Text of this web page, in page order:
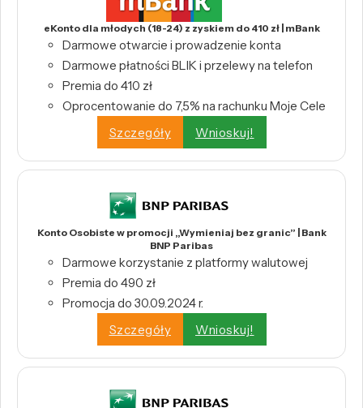
eKonto dla młodych (18-24) z zyskiem do 410 zł | mBank
Darmowe otwarcie i prowadzenie konta
Darmowe płatności BLIK i przelewy na telefon
Premia do 410 zł
Oprocentowanie do 7,5% na rachunku Moje Cele
Szczegóły
Wnioskuj!
Konto Osobiste w promocji „Wymieniaj bez granic” | Bank
BNP Paribas
Darmowe korzystanie z platformy walutowej
Premia do 490 zł
Promocja do 30.09.2024 r.
Szczegóły
Wnioskuj!